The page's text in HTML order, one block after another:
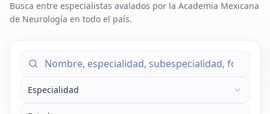
Busca entre especialistas avalados por la Academia Mexicana
de Neurología en todo el país.
Especialidad